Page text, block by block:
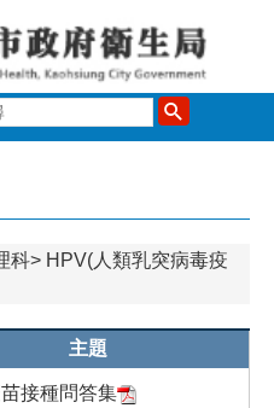
尋
科
HPV(人類乳突病毒疫
主題
接種問答集